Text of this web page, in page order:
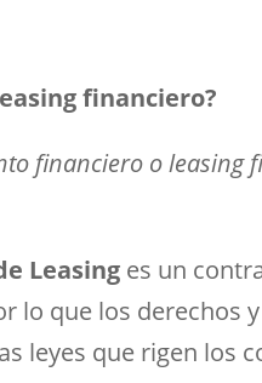
financiero?
financiero o leasing
Leasing es un
lo que los derechos
leyes que rigen los